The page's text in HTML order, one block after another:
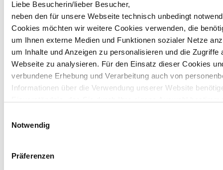
Liebe Besucherin/lieber Besucher,
neben den für unsere Webseite technisch unbedingt
Cookies möchten wir weitere Cookies verwenden, die
um Ihnen externe Medien und Funktionen sozialer Netze
um Inhalte und Anzeigen zu personalisieren und die Zugriffe
Webseite zu analysieren. Für den Einsatz dieser Cookies
verbundene Erhebung und Verarbeitung auch von
Informationen über die Verwendung unserer Website
erklären. Vollständige Informationen zu den von uns
Notwendig
Präferenzen